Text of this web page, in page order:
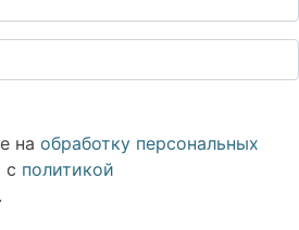
на обработку персональных
с политикой
.